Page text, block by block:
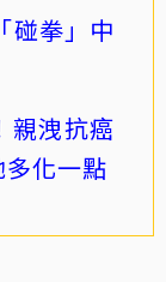
碰拳」中
親洩抗癌
化一點